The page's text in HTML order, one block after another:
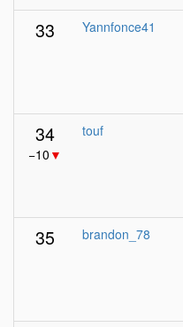
33 Yannfonce41
34
−10 ▼
touf
35 brandon_78